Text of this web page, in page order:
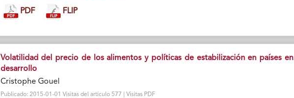
PDF FLIP
Volatilidad del precio de los alimentos y políticas de estabilización en países en
desarrollo
Cristophe Gouel
Publicado: 2015-01-01 Visitas del artículo 577 | Visitas PDF